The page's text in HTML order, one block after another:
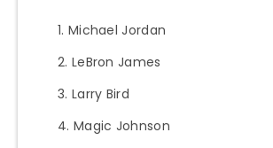
Michael Jordan
LeBron James
Larry Bird
Magic Johnson